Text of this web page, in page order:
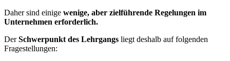
Daher sind einige wenige, aber zielführende Regelungen im
Unternehmen erforderlich.
DerSchwerpunkt des Lehrgangs liegt deshalb auf folgenden
Fragestellungen: